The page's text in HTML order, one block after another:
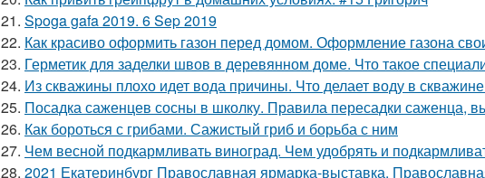
21. Spoga gafa 2019. 6 Sep 2019
22. Как красиво оформить газон перед домом. Оформление газона
23. Герметик для заделки швов в деревянном доме. Что такое
24. Из скважины плохо идет вода причины. Что делает воду в
25. Посадка саженцев сосны в школку. Правила пересадки саженца,
26. Как бороться с грибами. Сажистый гриб и борьба с ним
27. Чем весной подкармливать виноград. Чем удобрять и
28. 2021 Екатеринбург Православная ярмарка-выставка.